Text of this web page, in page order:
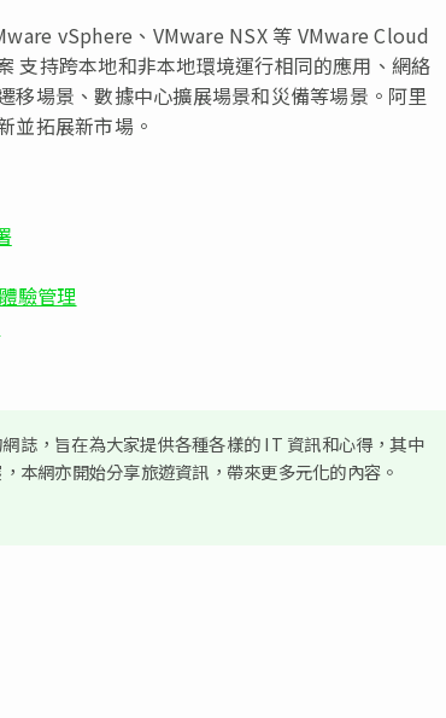
vSphere、VMware NSX 等 VMware Cloud
支持跨本地和非本地環境運行相同的應用、網絡
移場景、數據中心擴展場景和災備等場景。阿里
並拓展新市場。
驗管理
誌，旨在為大家提供各種各樣的 IT 資訊和心得，其中
本網亦開始分享旅遊資訊，帶來更多元化的內容。